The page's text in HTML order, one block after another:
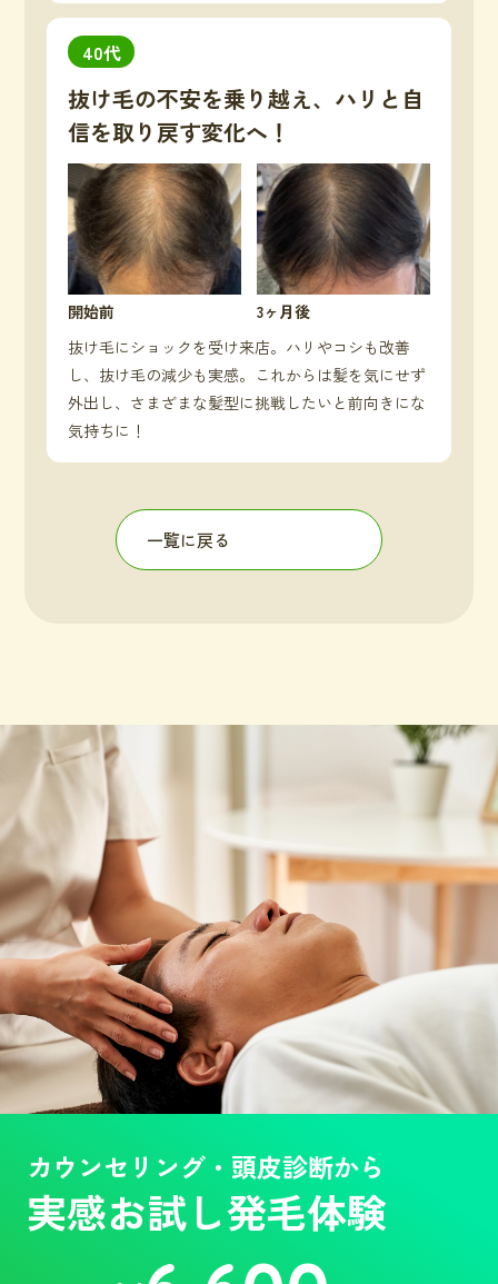
40代
抜け毛の不安を乗り越え、ハリと自
信を取り戻す変化へ！
開始前
3ヶ月後
抜け毛にショックを受け来店。ハリやコシも改善
し、抜け毛の減少も実感。これからは髪を気にせず
外出し、さまざまな髪型に挑戦したいと前向きにな
気持ちに！
一覧に戻る
カウンセリング・頭皮診断から
実感お試し発毛体験